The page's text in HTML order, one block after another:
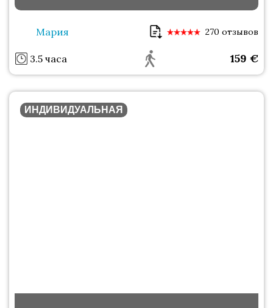
Мария 270 отзывов
3.5 часа 159 €
ИНДИВИДУАЛЬНАЯ